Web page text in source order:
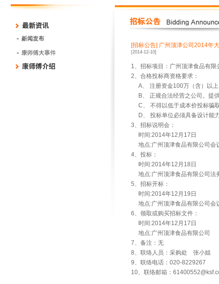
[招标公告] 广州顶津公司2014年
[2014-12-10]
1、招标项目：广州顶津食品有
2、合格投标商资格要求：
A、 注册资金100万（含）以上
B、 正规合法经营之公司。提
C、 不得以低于成本价投标骗
D、 投标单位必须具备设计能
3、招标说明会：
时间:2014年12月17日
地点:广州顶津食品有限公司会
4、投标：
时间:2014年12月18日
地点:广州顶津食品有限公司法
5、招标开标：
时间:2014年12月19日
地点:广州顶津食品有限公司会
6、领取或购买招标文件：
时间:2014年12月17日
地点:广州顶津食品有限公司
7、备注：无
8、联络人员：采购处 张小姐
9、联络电话：020-8229267
10、联络邮箱：